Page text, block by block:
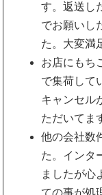
す。返送し
でお願いし
た。大変満
お店にもち
で集荷して
キャンセル
ただいてま
他の会社数
た。インタ
ましたが心
ての事が処